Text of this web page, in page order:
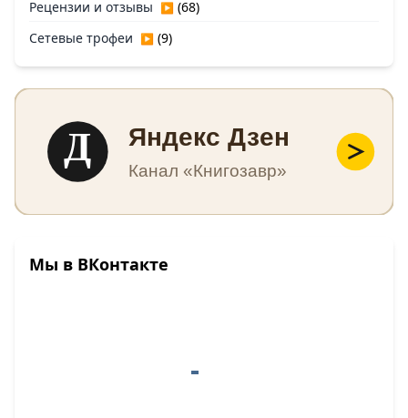
Рецензии и отзывы ▶ (68)
Сетевые трофеи ▶ (9)
Д Яндекс Дзен
Канал «Книгозавр»
Мы в ВКонтакте